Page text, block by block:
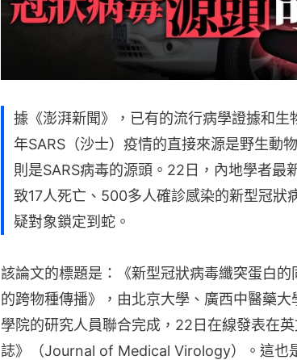
據《澎湃新聞》，已有的流行病學證據和
年SARS（沙士）疫情的直接來源是野生動
則是SARS病毒的源頭。22日，內地學者最
致17人死亡、500多人確診感染的新型冠狀
疑對象鎖定到蛇。
該論文的標題是：《新型冠狀病毒纖突蛋白
的跨物種傳播》，由北京大學、廣西中醫藥
學院的研究人員聯合完成，22日在線發表在
誌》（Journal of Medical Virology）。這也